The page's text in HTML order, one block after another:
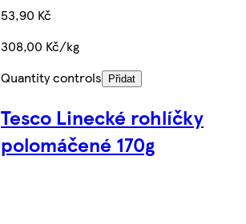
53,90 Kč
308,00 Kč/kg
Quantity controls
Přidat
Tesco Linecké rohlíčky
polomáčené 170g